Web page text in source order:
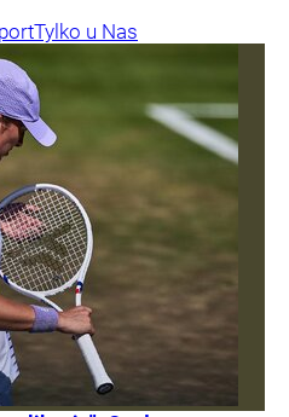
Tylko u Nas